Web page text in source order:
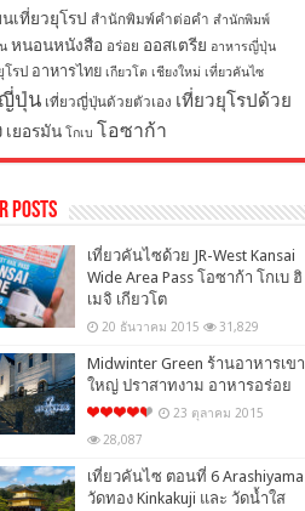
เที่ยวยุโรป สำนักพิมพ์คำต่อคำ สำนักพิมพ์
หนอนหนังสือ อร่อย ออสเตรีย อาหารญี่ปุ่น
โรป อาหารไทย เกียวโต เชียงใหม่ เที่ยวคันไซ
ญี่ปุ่น เที่ยวญี่ปุ่นด้วยตัวเอง เที่ยวยุโรปด้วย
เยอรมัน โกเบ โอซาก้า
Posts
เที่ยวคันไซด้วย JR-West Kansai
Wide Area Pass โอซาก้า โกเบ ฮิ
เมจิ เกียวโต
20 ธันวาคม 2015 31,829
Midwinter Green ร้านอาหารเขา
ใหญ่ ปราสาทงาม อาหารอร่อย
23 ตุลาคม 2015
28,087
เที่ยวคันไซ ตอนที่ 6 Arashiyama
วัดทอง Kinkakuji และ วัดน้ำใส